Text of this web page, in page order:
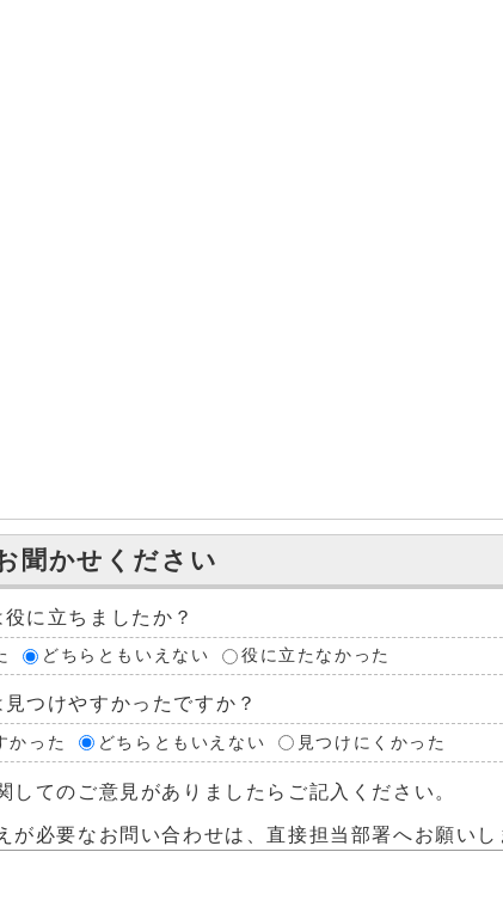
聞かせください
に立ちましたか？
どちらともいえない 役に立たなかった
つけやすかったですか？
かった どちらともいえない 見つけにくかった
してのご意見がありましたらご記入ください。
が必要なお問い合わせは、直接担当部署へお願い